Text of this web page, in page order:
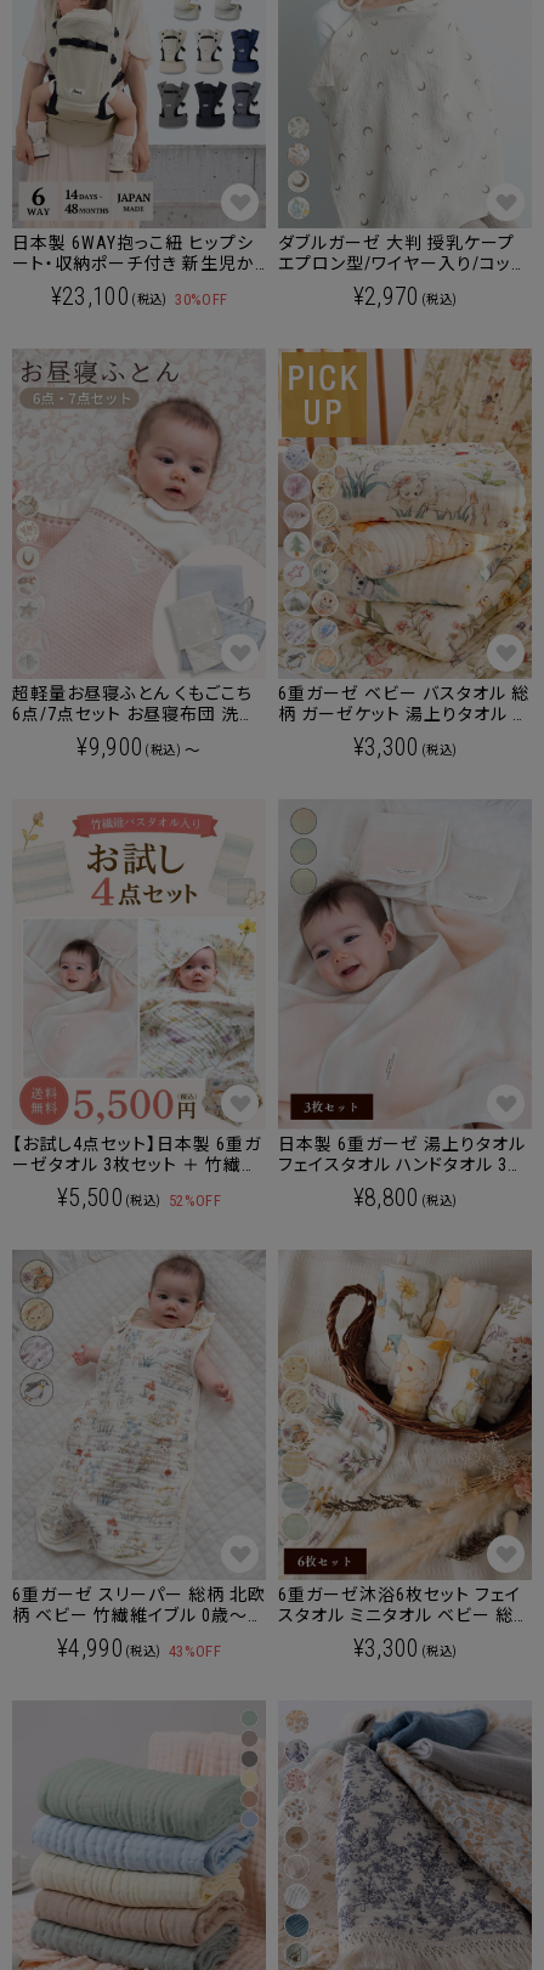
日本製 6WAY抱っこ紐 ヒップシ
ート・収納ポーチ付き 新生児か
ら長く使える
¥23,100 (税込) 30%OFF
ダブルガーゼ 大判 授乳ケープ
エプロン型/ワイヤー入り/コット
ン100%[M便 6/6]【メール便可】
¥2,970 (税込)
超軽量お昼寝ふとん くもごこち
6点/7点セット お昼寝布団 洗え
る 選べるカラー 選べるオプショ
¥9,900 (税込) ～
6重ガーゼ ベビー バスタオル 総
柄 ガーゼケット 湯上りタオル 竹
繊維イブル 北欧柄 リバーシブル
【名入れ刺繍対象商品】
¥3,300 (税込)
【お試し4点セット】日本製 6重ガ
ーゼタオル 3枚セット ＋ 竹繊維
バスタオル1枚
¥5,500 (税込) 52%OFF
日本製 6重ガーゼ 湯上りタオル
フェイスタオル ハンドタオル 3枚
セット ベビー コットン100％
¥8,800 (税込)
6重ガーゼ スリーパー 総柄 北欧
柄 ベビー 竹繊維イブル 0歳～3
歳まで使える
¥4,990 (税込) 43%OFF
6重ガーゼ沐浴6枚セット フェイ
スタオル ミニタオル ベビー 総柄
ストライプ 竹繊維イブル【名入れ
刺繍対象商品】
¥3,300 (税込)